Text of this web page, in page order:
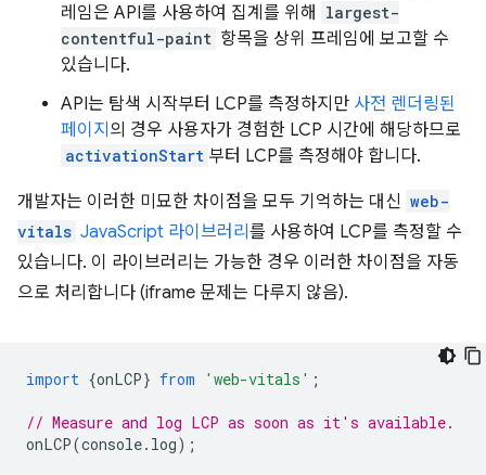
레임은 API를 사용하여 집계를 위해
largest-
contentful-paint 항목을 상위 프레임에 보고할 수
있습니다.
API는 탐색 시작부터 LCP를 측정하지만 사전 렌더링된
페이지 의 경우 사용자가 경험한 LCP 시간에 해당하므로
activationStart 부터 LCP를 측정해야 합니다.
개발자는 이러한 미묘한 차이점을 모두 기억하는 대신 web-
vitals JavaScript 라이브러리 를 사용하여 LCP를 측정할 수
있습니다. 이 라이브러리는 가능한 경우 이러한 차이점을 자동
으로 처리합니다 (iframe 문제는 다루지 않음).
import {onLCP} from 'web-vitals' ;
// Measure and log LCP as soon as it's available.
onLCP(console. log);